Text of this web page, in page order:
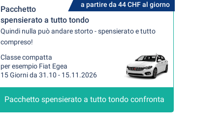
a partire da 44 CHF al giorno
Pacchetto
spensierato a tutto tondo
Quindi nulla può andare storto - spensierato e tutto
compreso!
Classe compatta
per esempio Fiat Egea
15 Giorni da 31.10 - 15.11.2026
Pacchetto spensierato a tutto tondo confronta